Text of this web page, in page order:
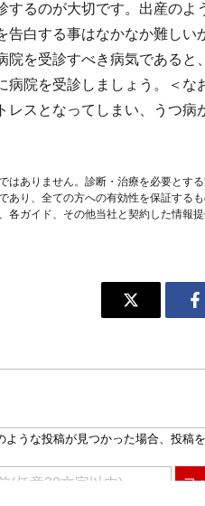
するのが大切です。出産のよ
告白する事はなかなか難しい
を受診すべき病気であると
病院を受診しましょう。＜な
レスとなってしまい、うつ病
ありません。診断・治療を必要とす
あり、全ての方への有効性を保証する
各ガイド、その他当社と契約した情報